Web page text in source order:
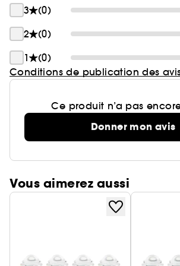
3
(0)
2
(0)
1
(0)
Conditions de publication des
Ce produit n’a pas encore
Donner mon avis
Vous aimerez aussi